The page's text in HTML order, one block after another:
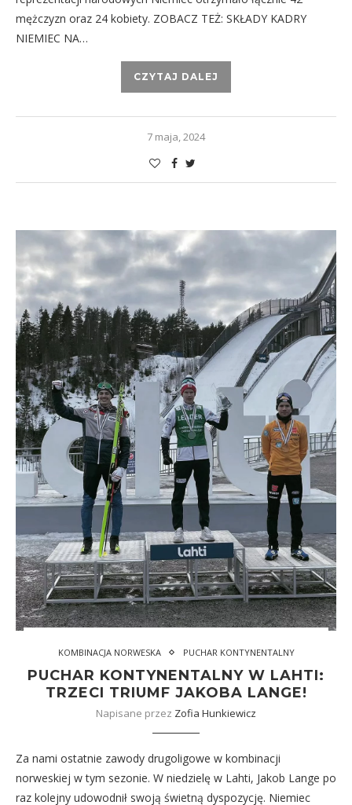
mężczyzn oraz 24 kobiety. ZOBACZ TEŻ: SKŁADY KADRY
NIEMIEC NA…
CZYTAJ DALEJ
7 maja, 2024
KOMBINACJA NORWESKA PUCHAR KONTYNENTALNY
PUCHAR KONTYNENTALNY W LAHTI:
TRZECI TRIUMF JAKOBA LANGE!
Napisane przez Zofia Hunkiewicz
Za nami ostatnie zawody drugoligowe w kombinacji
norweskiej w tym sezonie. W niedzielę w Lahti, Jakob Lange po
raz kolejny udowodnił swoją świetną dyspozycję. Niemiec